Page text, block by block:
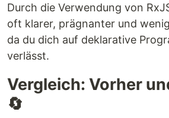
Durch die Verwendung von
oft klarer, prägnanter und
da du dich auf deklarative
verlässt.
Vergleich: Vorher
🔄